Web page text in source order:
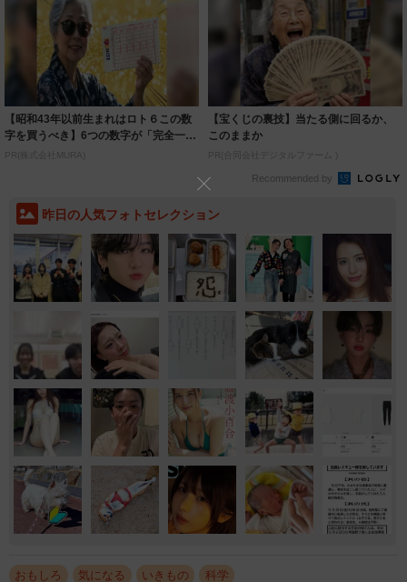
【昭和43年以前生まれはロト６この数
字を買うべき】6つの数字が「完全一
致」する方...
PR(株式会社MURA)
【宝くじの裏技】当たる側に回るか、
このままか
PR(合同会社デジタルファーム )
Recommended by
昨日の人気フォトセレクション
おもしろ 気になる いきもの 科学